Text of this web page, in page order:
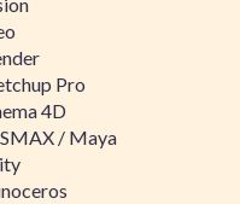
Pro
4D
/ Maya